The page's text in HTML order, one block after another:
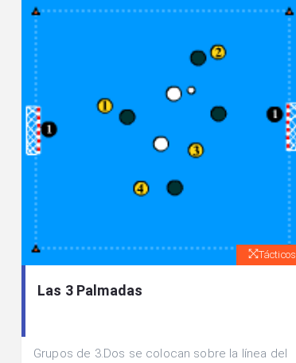
Tácticos
Las 3 Palmadas
Grupos de 3.Dos se colocan sobre la línea del